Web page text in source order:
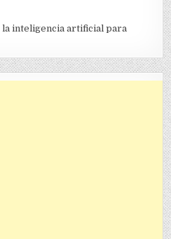
la inteligencia artificial para